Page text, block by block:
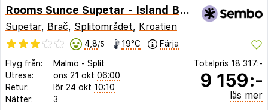
Rooms Sunce Supetar - Island Brac
Supetar, Brač, Splitområdet, Kroatien
4,8/5 19°C Färja
Flyg från: Malmö - Split
Utresa:
ons 21 okt 06:00
Retur:
lör 24 okt 10:10
Nätter:
3
Totalpris 18 317:-
9 159:-
läs mer